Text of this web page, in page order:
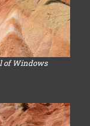
of Windows